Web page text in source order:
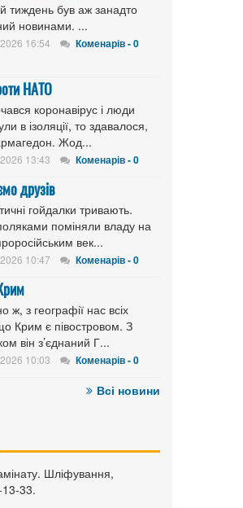
тиждень був аж занадто
новинами. ...
16:54 Коменарів - 0
НАТО
коронавірус і люди
в ізоляції, то здавалося,
Жод...
13:43 Коменарів - 0
друзів
гойдалки тривають.
поміняли владу на
век...
10:47 Коменарів - 0
ж, з географії нас всіх
Крим є півостровом. З
він з’єднаний Г...
10:03 Коменарів - 0
Всі новини
Шліфування,
33.